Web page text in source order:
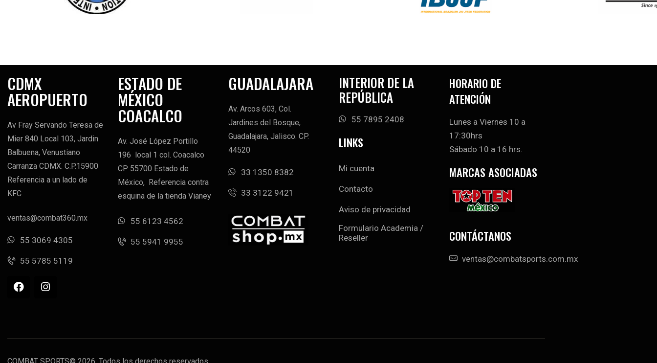
CDMX
AEROPUERTO
Av Fray Servando Teresa de
Mier 840 Local 103, Jardin
Balbuena, Venustiano
Carranza CDMX. C.P.15900
Referencia a un lado de
KFC
ventas@combat360.mx
55 3069 4305
55 5785 5119
ESTADO DE
MÉXICO
COACALCO
Av. José López Portillo
196 local 1 col. Coacalco
CP 55700 Estado de
México, Referencia contra
esquina de la tienda Vianey
55 6123 4562
55 5941 9955
GUADALAJARA
Av. Arcos 603, Col.
Jardines del Bosque,
Guadalajara, Jalisco. CP.
44520
33 1350 8382
33 3122 9421
INTERIOR DE LA
REPÚBLICA
55 7895 2408
LINKS
Mi cuenta
Contacto
Aviso de privacidad
Formulario Academia /
Reseller
HORARIO DE
ATENCIÓN
Lunes a Viernes 10 a
17:30hrs
Sábado 10 a 16 hrs.
MARCAS ASOCIADAS
CONTÁCTANOS
ventas@combatsports.com.mx